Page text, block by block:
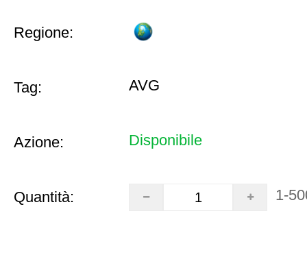
Regione:
Tag: AVG
Azione: Disponibile
Quantità: 1-